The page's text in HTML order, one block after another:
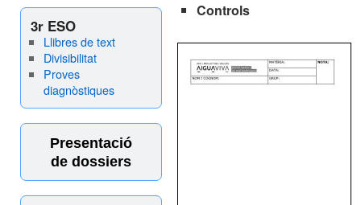
3r ESO
Llibres de text
Divisibilitat
Proves
diagnòstiques
Presentació
de dossiers
Controls